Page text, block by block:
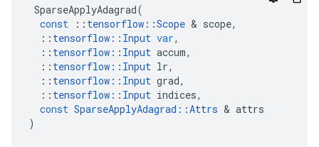
SparseApplyAdagrad(
const
:: tensorflow ::Scope & scope,
:: tensorflow :: Input var,
:: tensorflow :: Input accum,
:: tensorflow :: Input lr,
:: tensorflow :: Input grad,
:: tensorflow :: Input indices,
const SparseApplyAdagrad ::Attrs & attrs
)